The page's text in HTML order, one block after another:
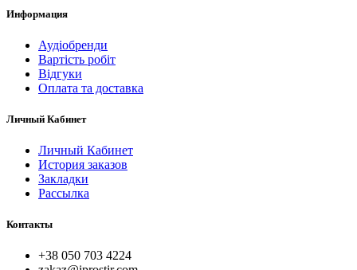
Информация
Аудіобренди
Вартість робіт
Відгуки
Оплата та доставка
Личный Кабинет
Личный Кабинет
История заказов
Закладки
Рассылка
Контакты
+38 050 703 4224